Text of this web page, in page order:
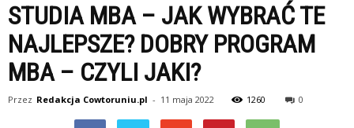
STUDIA MBA – JAK WYBRAĆ TE
NAJLEPSZE? DOBRY PROGRAM
MBA – CZYLI JAKI?
Przez Redakcja Cowtoruniu.pl - 11 maja 2022 1260 0